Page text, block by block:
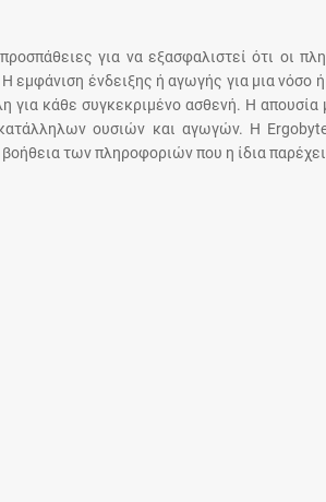
σήμερα
για να εξασφαλιστεί ότι οι
Η εμφάνιση ένδειξης ή αγωγής για μια
για κάθε συγκεκριμένο ασθενή. Η
ουσιών και αγωγών. Η
των πληροφοριών που η ίδια